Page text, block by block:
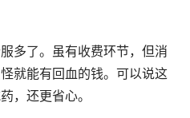
多了。虽有收费环节，但消
就能有回血的钱。可以说这
，还更省心。